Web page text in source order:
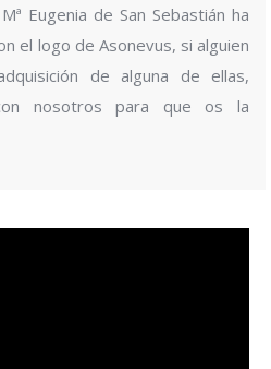
Eugenia de San Sebastián ha
el logo de Asonevus, si alguien
de alguna de ellas,
nosotros para que os la